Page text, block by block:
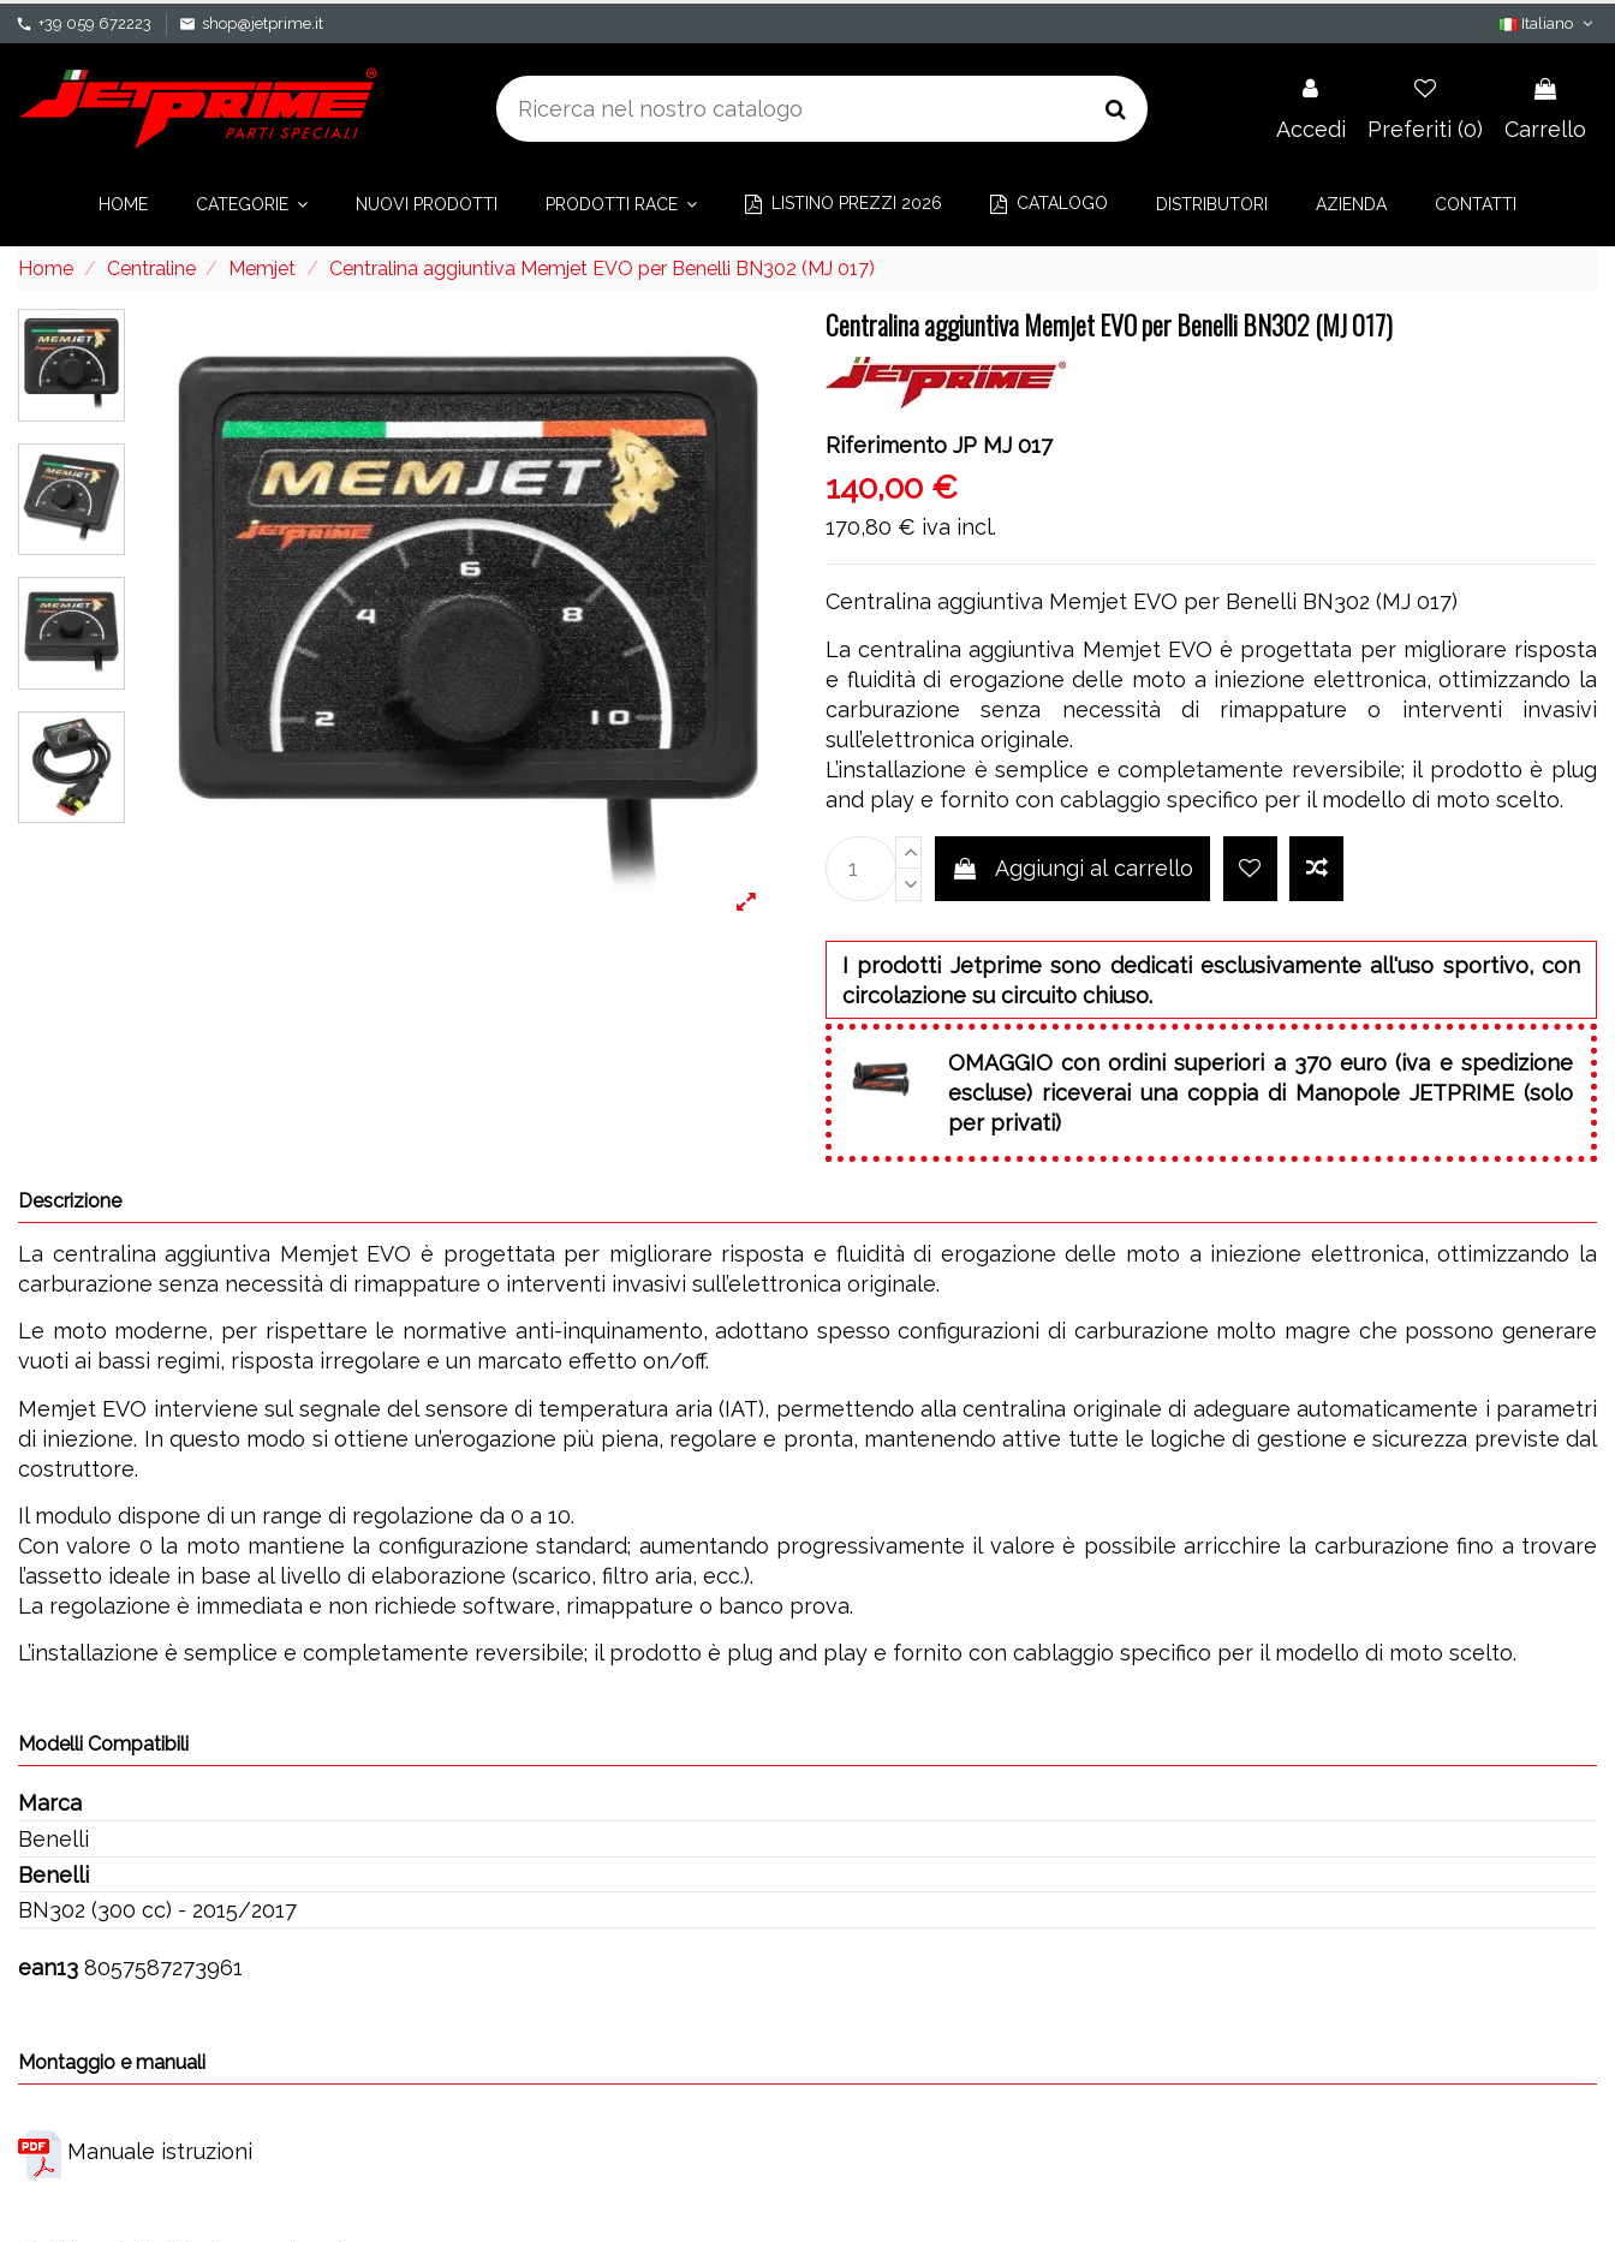
phone +39 059 672223 mail shop@jetprime.it Italiano
Accedi Preferiti (0) Carrello
HOME CATEGORIE NUOVI PRODOTTI PRODOTTI RACE LISTINO PREZZI 2026 CATALOGO DISTRIBUTORI AZIENDA CONTATTI
Home Centraline Memjet Centralina aggiuntiva Memjet EVO per Benelli BN302 (MJ 017)
Centralina aggiuntiva Memjet EVO per Benelli BN302 (MJ 017)
Riferimento JP MJ 017
140,00 €
170,80 € iva incl.
Centralina aggiuntiva Memjet EVO per Benelli BN302 (MJ 017)
La centralina aggiuntiva Memjet EVO è progettata per migliorare risposta
e fluidità di erogazione delle moto a iniezione elettronica, ottimizzando la
carburazione senza necessità di rimappature o interventi invasivi
sull’elettronica originale.
L’installazione è semplice e completamente reversibile; il prodotto è plug
and play e fornito con cablaggio specifico per il modello di moto scelto.
Aggiungi al carrello
I prodotti Jetprime sono dedicati esclusivamente all'uso sportivo, con
circolazione su circuito chiuso.
OMAGGIO con ordini superiori a 370 euro (iva e spedizione
escluse) riceverai una coppia di Manopole JETPRIME (solo
per privati)
Descrizione
La centralina aggiuntiva Memjet EVO è progettata per migliorare risposta e fluidità di erogazione delle moto a iniezione elettronica, ottimizzando la
carburazione senza necessità di rimappature o interventi invasivi sull’elettronica originale.
Le moto moderne, per rispettare le normative anti-inquinamento, adottano spesso configurazioni di carburazione molto magre che possono generare
vuoti ai bassi regimi, risposta irregolare e un marcato effetto on/off.
Memjet EVO interviene sul segnale del sensore di temperatura aria (IAT), permettendo alla centralina originale di adeguare automaticamente i parametri
di iniezione. In questo modo si ottiene un’erogazione più piena, regolare e pronta, mantenendo attive tutte le logiche di gestione e sicurezza previste dal
costruttore.
Il modulo dispone di un range di regolazione da 0 a 10.
Con valore 0 la moto mantiene la configurazione standard; aumentando progressivamente il valore è possibile arricchire la carburazione fino a trovare
l’assetto ideale in base al livello di elaborazione (scarico, filtro aria, ecc.).
La regolazione è immediata e non richiede software, rimappature o banco prova.
L’installazione è semplice e completamente reversibile; il prodotto è plug and play e fornito con cablaggio specifico per il modello di moto scelto.
Modelli Compatibili
Marca
Benelli
Benelli
BN302 (300 cc) - 2015/2017
ean13 8057587273961
Montaggio e manuali
Manuale istruzioni